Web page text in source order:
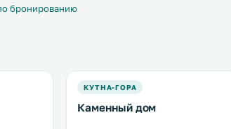
бронированию
КУТНА-ГОРА
Каменный дом